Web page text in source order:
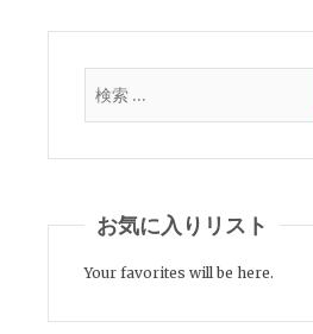
お気に入りリスト
Your favorites will be here.